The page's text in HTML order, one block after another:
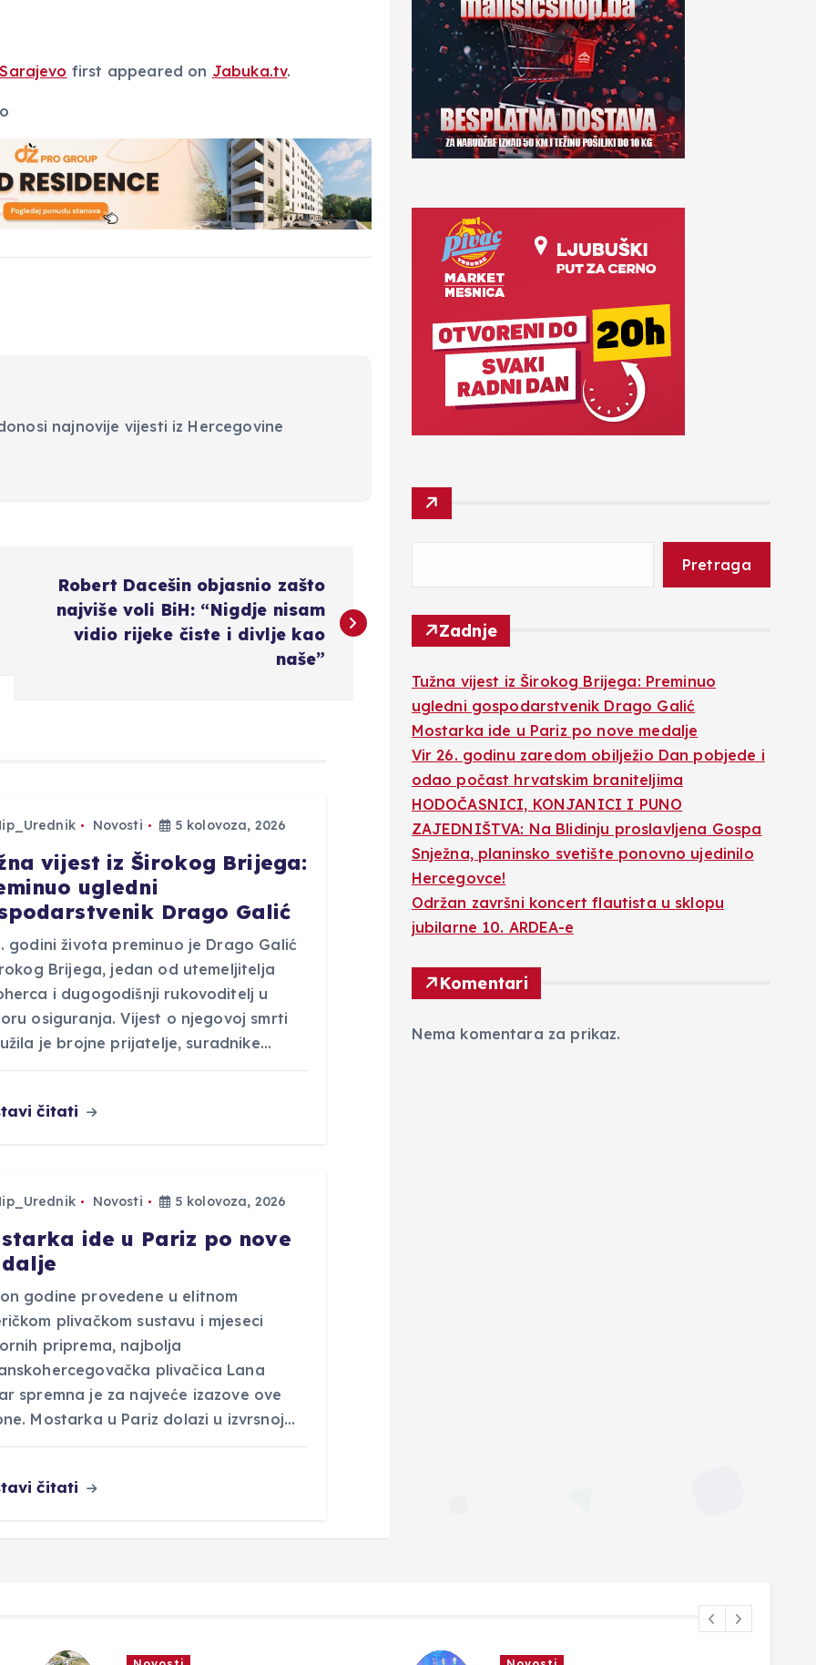
first appeared on Jabuka.tv.
najnovije vijesti iz Hercegovine
Robert Dacešin objasnio zašto
najviše voli BiH: “Nigdje nisam
vidio rijeke čiste i divlje kao
naše”
Novosti 5 kolovoza, 2026
vijest iz Širokog Brijega:
ugledni
Drago Galić
godini života preminuo je Drago Galić
Brijega, jedan od utemeljitelja
i dugogodišnji rukovoditelj u
osiguranja. Vijest o njegovoj smrti
je brojne prijatelje, suradnike…
čitati
Novosti 5 kolovoza, 2026
ide u Pariz po nove
godine provedene u elitnom
plivačkom sustavu i mjeseci
priprema, najbolja
plivačica Lana
spremna je za najveće izazove ove
Mostarka u Pariz dolazi u izvrsnoj…
čitati
Pretraga
Zadnje
Tužna vijest iz Širokog Brijega: Preminuo
ugledni gospodarstvenik Drago Galić
Mostarka ide u Pariz po nove medalje
Vir 26. godinu zaredom obilježio Dan pobjede i
odao počast hrvatskim braniteljima
HODOČASNICI, KONJANICI I PUNO
ZAJEDNIŠTVA: Na Blidinju proslavljena Gospa
Snježna, planinsko svetište ponovno ujedinilo
Hercegovce!
Održan završni koncert flautista u sklopu
jubilarne 10. ARDEA-e
Komentari
Nema komentara za prikaz.